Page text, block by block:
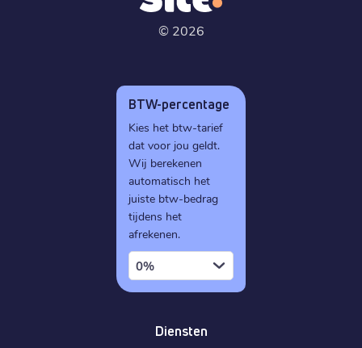
© 2026
BTW-percentage
Kies het btw-tarief
dat voor jou geldt.
Wij berekenen
automatisch het
juiste btw-bedrag
tijdens het
afrekenen.
0%
Diensten